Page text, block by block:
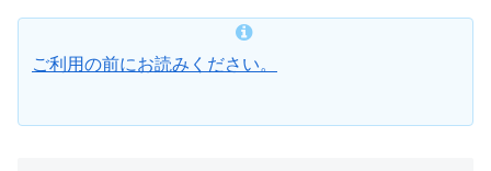
ご利用の前にお読みください。